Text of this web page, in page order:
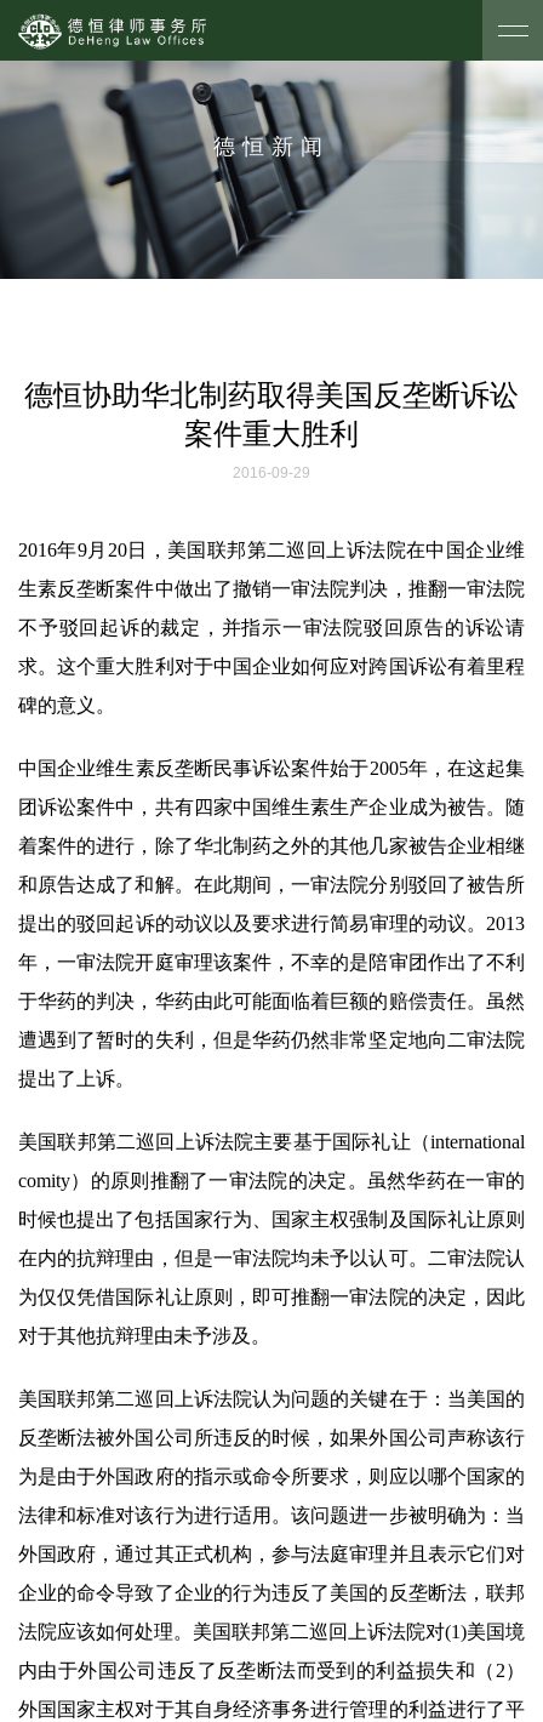
德恒新闻
德恒协助华北制药取得美国反垄断诉讼
案件重大胜利
2016-09-29
2016年9月20日，美国联邦第二巡回上诉法院在中国企业维
生素反垄断案件中做出了撤销一审法院判决，推翻一审法院
不予驳回起诉的裁定，并指示一审法院驳回原告的诉讼请
求。这个重大胜利对于中国企业如何应对跨国诉讼有着里程
碑的意义。
中国企业维生素反垄断民事诉讼案件始于2005年，在这起集
团诉讼案件中，共有四家中国维生素生产企业成为被告。随
着案件的进行，除了华北制药之外的其他几家被告企业相继
和原告达成了和解。在此期间，一审法院分别驳回了被告所
提出的驳回起诉的动议以及要求进行简易审理的动议。2013
年，一审法院开庭审理该案件，不幸的是陪审团作出了不利
于华药的判决，华药由此可能面临着巨额的赔偿责任。虽然
遭遇到了暂时的失利，但是华药仍然非常坚定地向二审法院
提出了上诉。
美国联邦第二巡回上诉法院主要基于国际礼让（international
comity）的原则推翻了一审法院的决定。虽然华药在一审的
时候也提出了包括国家行为、国家主权强制及国际礼让原则
在内的抗辩理由，但是一审法院均未予以认可。二审法院认
为仅仅凭借国际礼让原则，即可推翻一审法院的决定，因此
对于其他抗辩理由未予涉及。
美国联邦第二巡回上诉法院认为问题的关键在于：当美国的
反垄断法被外国公司所违反的时候，如果外国公司声称该行
为是由于外国政府的指示或命令所要求，则应以哪个国家的
法律和标准对该行为进行适用。该问题进一步被明确为：当
外国政府，通过其正式机构，参与法庭审理并且表示它们对
企业的命令导致了企业的行为违反了美国的反垄断法，联邦
法院应该如何处理。美国联邦第二巡回上诉法院对(1)美国境
内由于外国公司违反了反垄断法而受到的利益损失和（2）
外国国家主权对于其自身经济事务进行管理的利益进行了平